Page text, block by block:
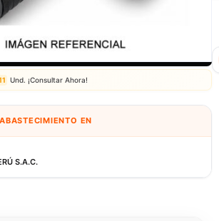
Und. ¡Consultar Ahora!
EN
S.A.C.